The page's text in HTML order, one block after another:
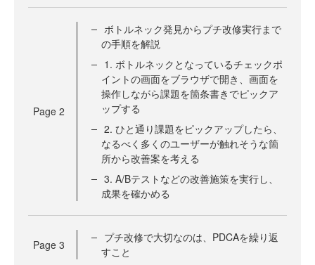
Page 2
ボトルネック発見からプチ改修実行まで
の手順を解説
1. ボトルネックとなっているチェックポ
イントの画面をブラウザで開き、画面を
操作しながら課題を箇条書きでピックア
ップする
2. ひと通り課題をピックアップしたら、
なるべく多くのユーザーが触れそうな箇
所から改善案を考える
3. A/Bテストなどの改善施策を実行し、
成果を確かめる
Page 3
プチ改修で大切なのは、PDCAを繰り返
すこと